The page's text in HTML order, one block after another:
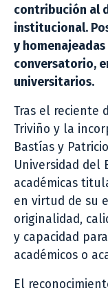
contribución al
institucional.
y
conversatorio,
universitarios.
Tras el reciente
Triviño y la
Bastías y
Universidad del
académicas
en virtud de su
originalidad,
y capacidad
académicos o
El